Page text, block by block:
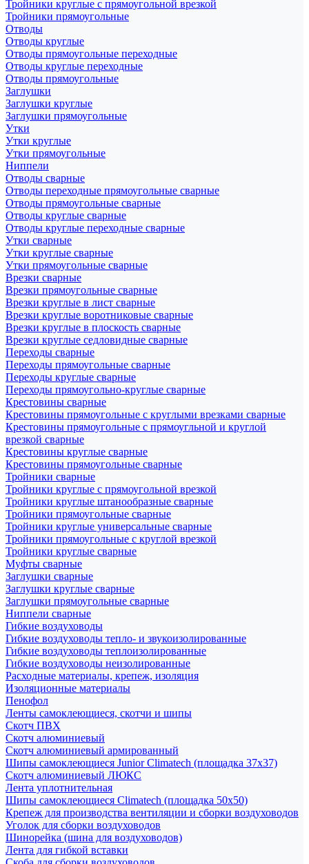
Тройники круглые с прямоугольной врезкой
Тройники прямоугольные
Отводы
Отводы круглые
Отводы прямоугольные переходные
Отводы круглые переходные
Отводы прямоугольные
Заглушки
Заглушки круглые
Заглушки прямоугольные
Утки
Утки круглые
Утки прямоугольные
Ниппели
Отводы сварные
Отводы переходные прямоугольные сварные
Отводы прямоугольные сварные
Отводы круглые сварные
Отводы круглые переходные сварные
Утки сварные
Утки круглые сварные
Утки прямоугольные сварные
Врезки сварные
Врезки прямоугольные сварные
Врезки круглые в лист сварные
Врезки круглые воротниковые сварные
Врезки круглые в плоскость сварные
Врезки круглые седловидные сварные
Переходы сварные
Переходы прямоугольные сварные
Переходы круглые сварные
Переходы прямоугольно-круглые сварные
Крестовины сварные
Крестовины прямоугольные с круглыми врезками сварные
Крестовины прямоугольные с прямоугльной и круглой
врезкой сварные
Крестовины круглые сварные
Крестовины прямоугольные сварные
Тройники сварные
Тройники круглые с прямоугольной врезкой
Тройники круглые штанообразные сварные
Тройники прямоугольные сварные
Тройники круглые универсальные сварные
Тройники прямоугольные с круглой врезкой
Тройники круглые сварные
Муфты сварные
Заглушки сварные
Заглушки круглые сварные
Заглушки прямоугольные сварные
Ниппели сварные
Гибкие воздуховоды
Гибкие воздуховоды тепло- и звукоизолированные
Гибкие воздуховоды теплоизолированные
Гибкие воздуховоды неизолированные
Расходные материалы, крепеж, изоляция
Изоляционные материалы
Пенофол
Ленты самоклеющиеся, скотчи и шипы
Скотч ПВХ
Скотч алюминиевый
Скотч алюминиевый армированный
Шипы самоклеющиеся Junior Climatech (площадка 37х37)
Скотч алюминиевый ЛЮКС
Лента уплотнительная
Шипы самоклеющиеся Climatech (площадка 50х50)
Крепеж для производства вентиляции и сборки воздуховодов
Уголок для сборки воздуховодов
Шинорейка (шина для воздуховодов)
Лента для гибкой вставки